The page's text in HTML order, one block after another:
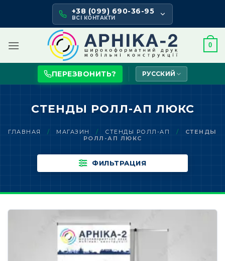
content
+38 (099) 690-36-95
ВСІ КОНТАКТИ
0
ПЕРЕЗВОНИТЬ? РУССКИЙ
СТЕНДЫ РОЛЛ-АП ЛЮКС
ГЛАВНАЯ / МАГАЗИН / СТЕНДЫ РОЛЛ-АП /
СТЕНДЫ
РОЛЛ-АП ЛЮКС
ФИЛЬТРАЦИЯ